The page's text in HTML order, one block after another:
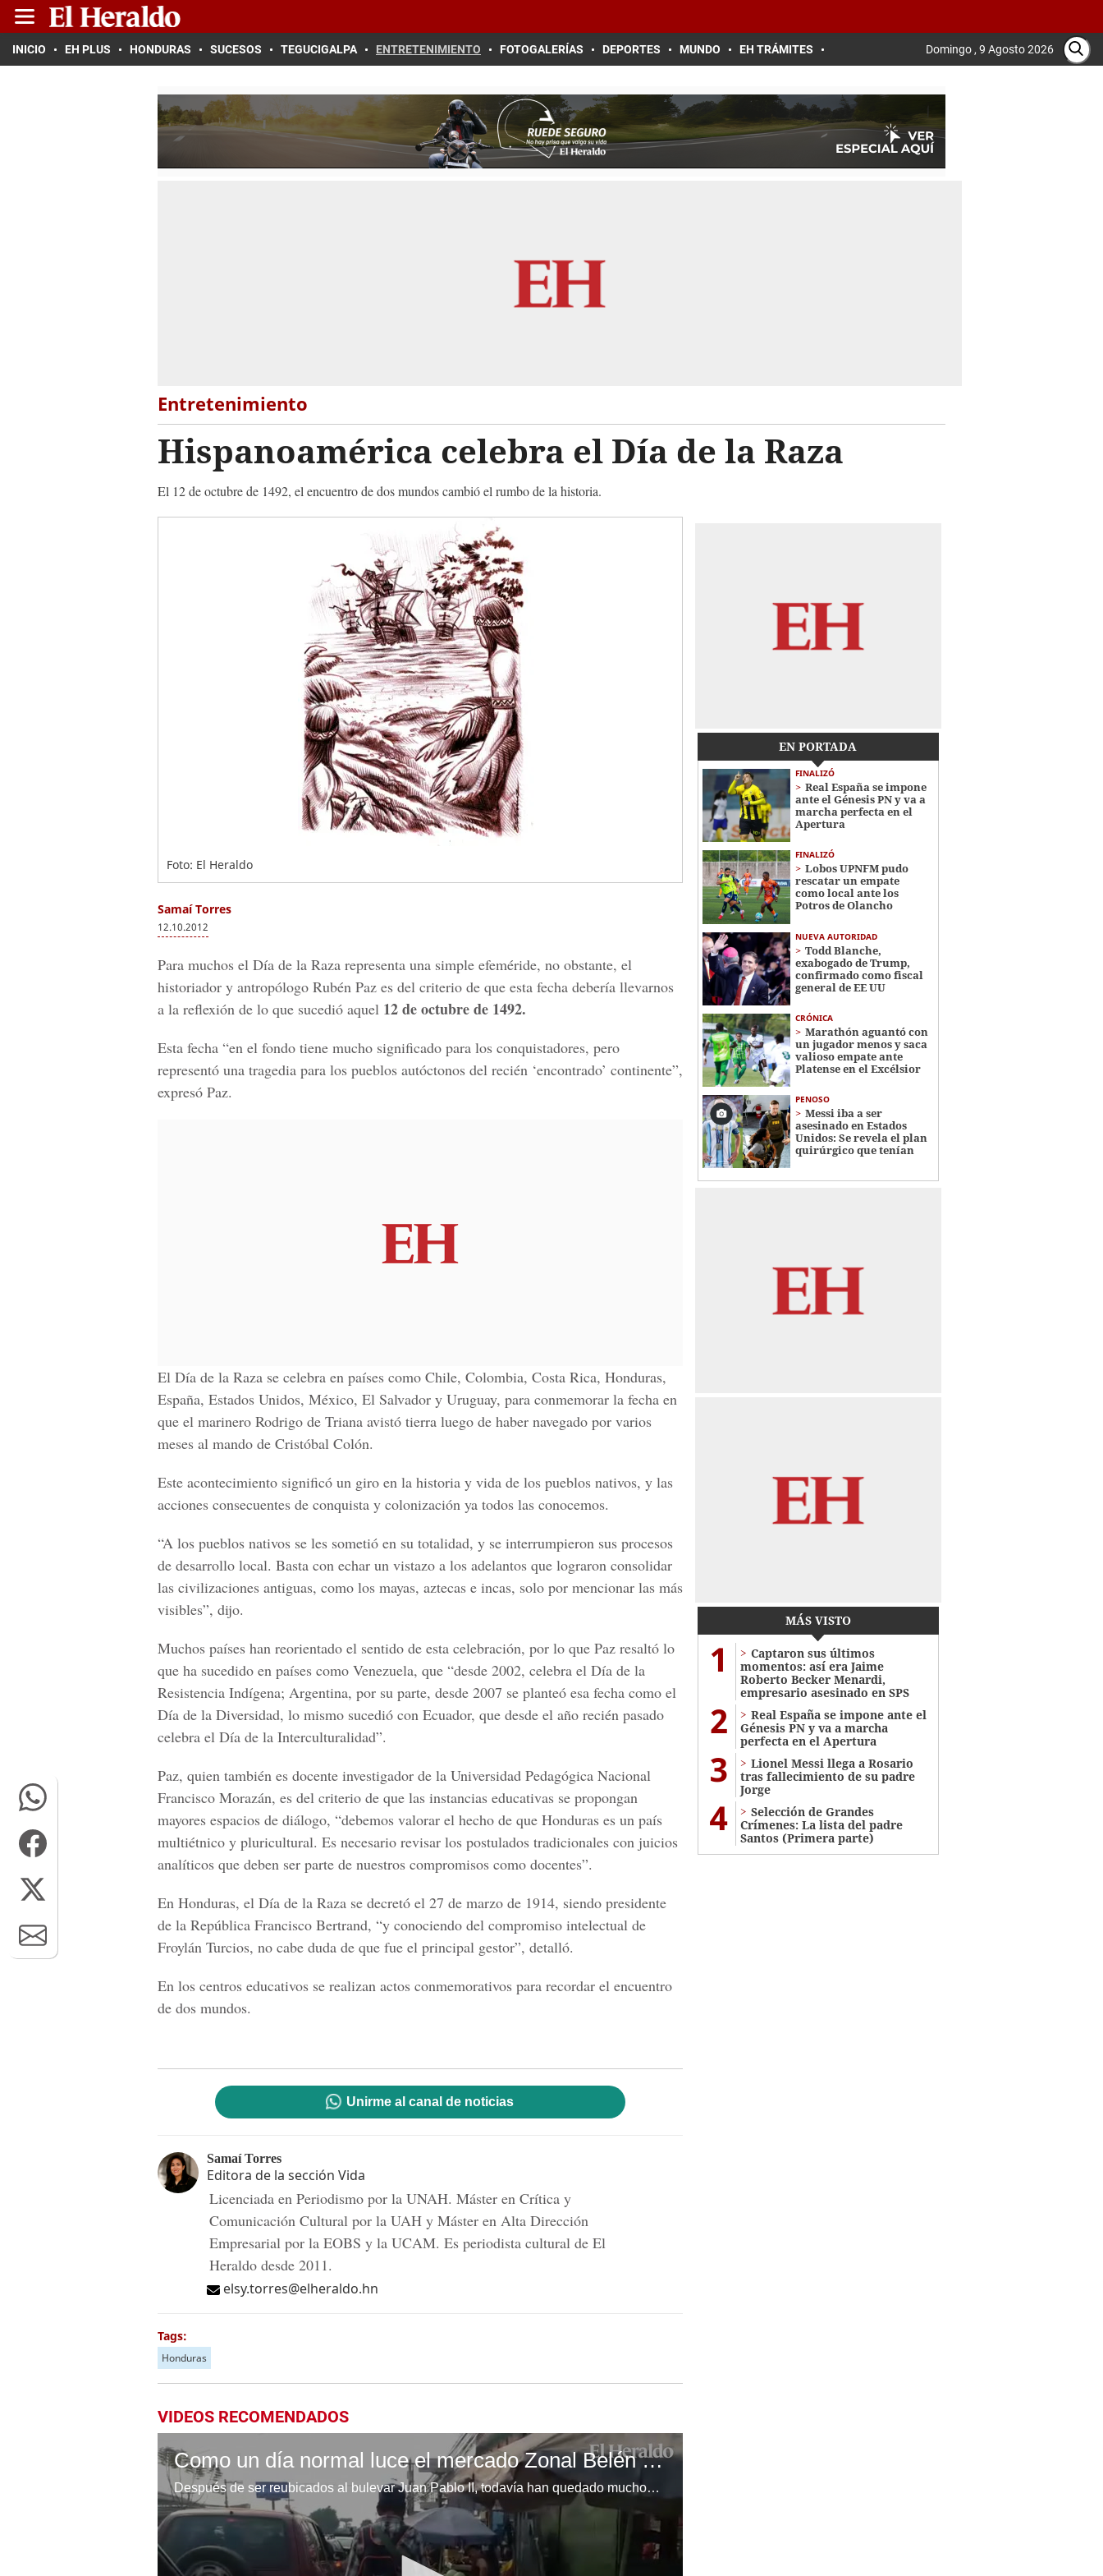
INICIO EH PLUS HONDURAS SUCESOS TEGUCIGALPA ENTRETENIMIENTO FOTOGALERÍAS DEPORTES MUNDO EH TRÁMITES Domingo , 9 Agosto 2026
Entretenimiento
Hispanoamérica celebra el Día de la Raza
El 12 de octubre de 1492, el encuentro de dos mundos cambió el rumbo de la historia.
Foto: El Heraldo
Samaí Torres
12.10.2012
Para muchos el Día de la Raza representa una simple efeméride, no obstante, el
historiador y antropólogo Rubén Paz es del criterio de que esta fecha debería llevarnos
a la reflexión de lo que sucedió aquel 12 de octubre de 1492.
Esta fecha “en el fondo tiene mucho significado para los conquistadores, pero
representó una tragedia para los pueblos autóctonos del recién ‘encontrado’ continente”,
expresó Paz.
El Día de la Raza se celebra en países como Chile, Colombia, Costa Rica, Honduras,
España, Estados Unidos, México, El Salvador y Uruguay, para conmemorar la fecha en
que el marinero Rodrigo de Triana avistó tierra luego de haber navegado por varios
meses al mando de Cristóbal Colón.
Este acontecimiento significó un giro en la historia y vida de los pueblos nativos, y las
acciones consecuentes de conquista y colonización ya todos las conocemos.
“A los pueblos nativos se les sometió en su totalidad, y se interrumpieron sus procesos
de desarrollo local. Basta con echar un vistazo a los adelantos que lograron consolidar
las civilizaciones antiguas, como los mayas, aztecas e incas, solo por mencionar las más
visibles”, dijo.
Muchos países han reorientado el sentido de esta celebración, por lo que Paz resaltó lo
que ha sucedido en países como Venezuela, que “desde 2002, celebra el Día de la
Resistencia Indígena; Argentina, por su parte, desde 2007 se planteó esa fecha como el
Día de la Diversidad, lo mismo sucedió con Ecuador, que desde el año recién pasado
celebra el Día de la Interculturalidad”.
Paz, quien también es docente investigador de la Universidad Pedagógica Nacional
Francisco Morazán, es del criterio de que las instancias educativas se propongan
mayores espacios de diálogo, “debemos valorar el hecho de que Honduras es un país
multiétnico y pluricultural. Es necesario revisar los postulados tradicionales con juicios
analíticos que deben ser parte de nuestros compromisos como docentes”.
En Honduras, el Día de la Raza se decretó el 27 de marzo de 1914, siendo presidente
de la República Francisco Bertrand, “y conociendo del compromiso intelectual de
Froylán Turcios, no cabe duda de que fue el principal gestor”, detalló.
En los centros educativos se realizan actos conmemorativos para recordar el encuentro
de dos mundos.
Unirme al canal de noticias
Samaí Torres
Editora de la sección Vida
Licenciada en Periodismo por la UNAH. Máster en Crítica y
Comunicación Cultural por la UAH y Máster en Alta Dirección
Empresarial por la EOBS y la UCAM. Es periodista cultural de El
Heraldo desde 2011.
elsy.torres@elheraldo.hn
Tags:
Honduras
VIDEOS RECOMENDADOS
Como un día normal luce el mercado Zonal Belén de Comayagüela
Después de ser reubicados al bulevar Juan Pablo II, todavía han quedado muchos vendedores en los alrededores del populoso mercado.
EN PORTADA
FINALIZÓ
Real España se impone
ante el Génesis PN y va a
marcha perfecta en el
Apertura
FINALIZÓ
Lobos UPNFM pudo
rescatar un empate
como local ante los
Potros de Olancho
NUEVA AUTORIDAD
Todd Blanche,
exabogado de Trump,
confirmado como fiscal
general de EE UU
CRÓNICA
Marathón aguantó con
un jugador menos y saca
valioso empate ante
Platense en el Excélsior
PENOSO
Messi iba a ser
asesinado en Estados
Unidos: Se revela el plan
quirúrgico que tenían
MÁS VISTO
1
Captaron sus últimos
momentos: así era Jaime
Roberto Becker Menardi​​​,
empresario asesinado en SPS
2
Real España se impone ante el
Génesis PN y va a marcha
perfecta en el Apertura
3
Lionel Messi llega a Rosario
tras fallecimiento de su padre
Jorge
4
Selección de Grandes
Crímenes: La lista del padre
Santos (Primera parte)